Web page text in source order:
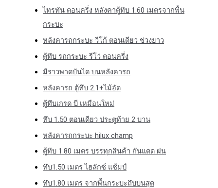
ไทรทัน ตอนครึ่ง หลังคาตู้ทึบ 1.60 เมตรจากพื้น
กระบะ
หลังคารถกระบะ วีโก้ ตอนเดียว ช่วงยาว
ตู้ทึบ รถกระบะ รีโว่ ตอนครึ่ง
มีราวพาดบันได บนหลังคารถ
หลังคารถ ตู้ทึบ 2.1+ไม้อัด
ตู้ทึบเกรด บี เหมือนใหม่
ทึบ 1.50 ตอนเดียว ประตูท้าย 2 บาน
หลังคารถกระบะ hilux champ
ตู้ทึบ 1.80 เมตร บรรทุกสินค้า กันแดด ฝน
ทึบ1.50 เมตร ไฮลักซ์ แช้มป์
ทึบ1.80 เมตร จากพื้นกระบะถึบบนสุด